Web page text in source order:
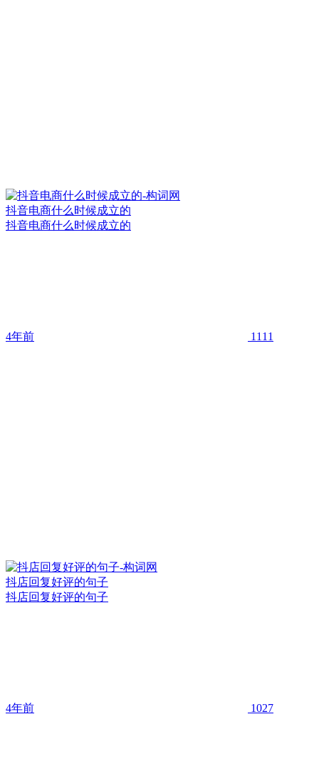
抖音电商什么时候成立的
抖音电商什么时候成立的
4年前 1111
抖店回复好评的句子
抖店回复好评的句子
4年前 1027